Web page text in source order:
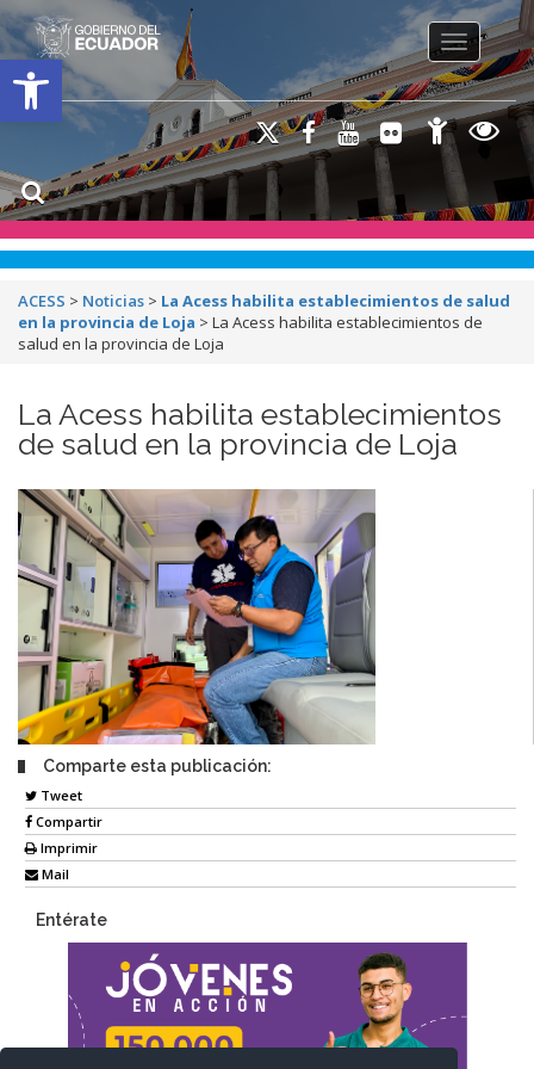
Open toolbar
Toggle
ACESS > Noticias > La Acess habilita establecimientos de salud
en la provincia de Loja > La Acess habilita establecimientos de
salud en la provincia de Loja
La Acess habilita establecimientos
de salud en la provincia de Loja
Comparte esta publicación:
Tweet
Compartir
Imprimir
Mail
Entérate